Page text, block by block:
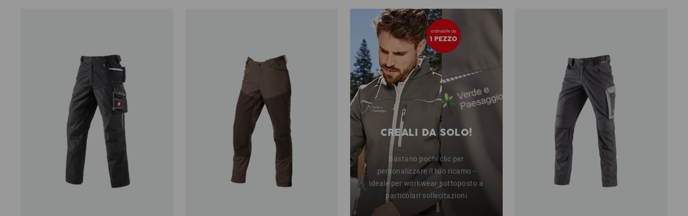
CREALI DA SOLO!
Bastano pochi clic per
personalizzare il tuo ricamo -
ideale per workwear sottoposto a
particolari sollecitazioni